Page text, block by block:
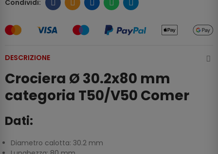
DESCRIZIONE
Crociera Ø 30.2x80 mm
categoria T50/V50 Comer
Dati:
Diametro calotta: 30.2 mm